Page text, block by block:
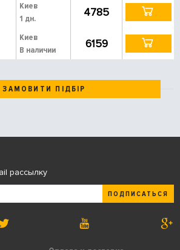
Киев
1 дн.
4785
Киев
В наличии
6159
ЗАМОВИТИ ПІДБІР
рассылку
ПОДПИСАТЬСЯ